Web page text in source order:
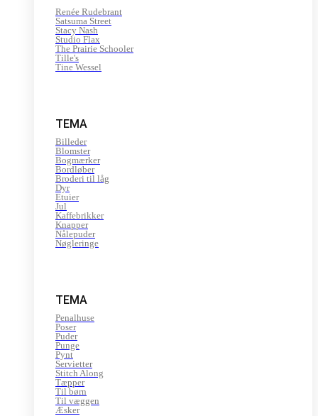
Renée Rudebrant
Satsuma Street
Stacy Nash
Studio Flax
The Prairie Schooler
Tille's
Tine Wessel
TEMA
Billeder
Blomster
Bogmærker
Bordløber
Broderi til låg
Dyr
Etuier
Jul
Kaffebrikker
Knapper
Nålepuder
Nøgleringe
TEMA
Penalhuse
Poser
Puder
Punge
Pynt
Servietter
Stitch Along
Tæpper
Til børn
Til væggen
Æsker